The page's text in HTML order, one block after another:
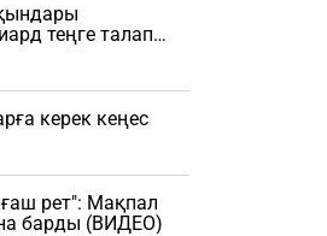
теңге талап
керек кеңес
рет": Мақпал
барды (ВИДЕО)